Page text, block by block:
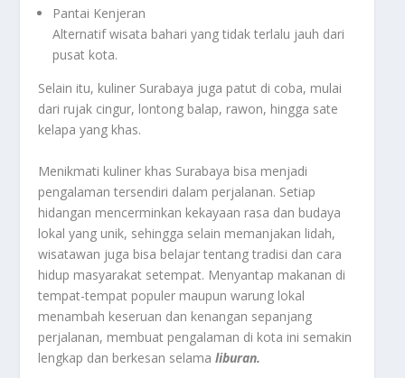
Pantai Kenjeran
Alternatif wisata bahari yang tidak terlalu jauh dari
pusat kota.
Selain itu, kuliner Surabaya juga patut di coba, mulai
dari rujak cingur, lontong balap, rawon, hingga sate
kelapa yang khas.
Menikmati kuliner khas Surabaya bisa menjadi
pengalaman tersendiri dalam perjalanan. Setiap
hidangan mencerminkan kekayaan rasa dan budaya
lokal yang unik, sehingga selain memanjakan lidah,
wisatawan juga bisa belajar tentang tradisi dan cara
hidup masyarakat setempat. Menyantap makanan di
tempat-tempat populer maupun warung lokal
menambah keseruan dan kenangan sepanjang
perjalanan, membuat pengalaman di kota ini semakin
lengkap dan berkesan selamaliburan.